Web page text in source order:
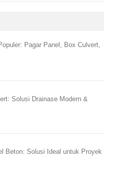
Pagar Panel, Box Culvert,
Solusi Drainase Modern &
Beton: Solusi Ideal untuk Proyek